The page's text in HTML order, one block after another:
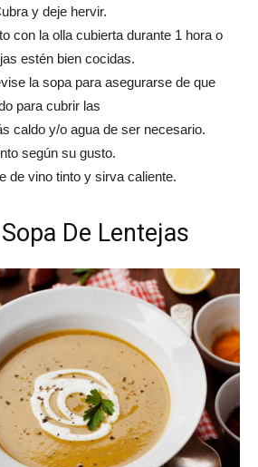
y deje hervir.
con la olla cubierta durante 1 hora o
estén bien cocidas.
la sopa para asegurarse de que
para cubrir las
caldo y/o agua de ser necesario.
según su gusto.
de vino tinto y sirva caliente.
De Lentejas